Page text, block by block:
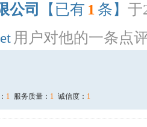
公司 【已有 1 条】 于
用户对他的一条点
1 服务质量： 1 诚信度： 1